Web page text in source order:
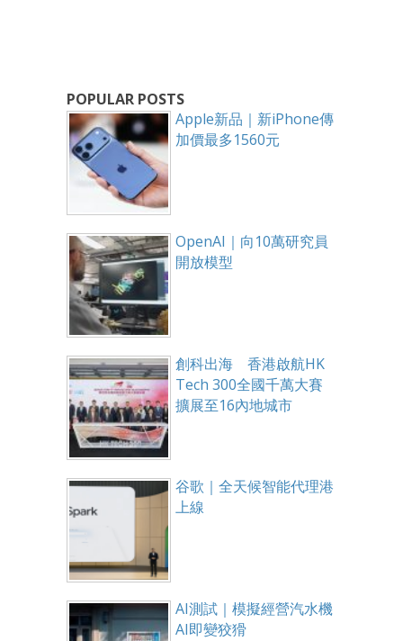
POPULAR POSTS
Apple新品｜新iPhone傳
加價最多1560元
OpenAI｜向10萬研究員
開放模型
創科出海 香港啟航HK
Tech 300全國千萬大賽
擴展至16內地城市
谷歌｜全天候智能代理港
上線
AI測試｜模擬經營汽水機
AI即變狡猾